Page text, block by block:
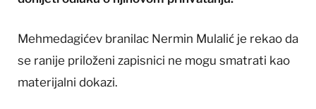
Mehmedagićev branilac Nermin Mulalić je rekao da
se ranije priloženi zapisnici ne mogu smatrati kao
materijalni dokazi.